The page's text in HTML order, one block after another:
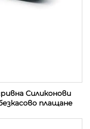
Силиконови
плащане